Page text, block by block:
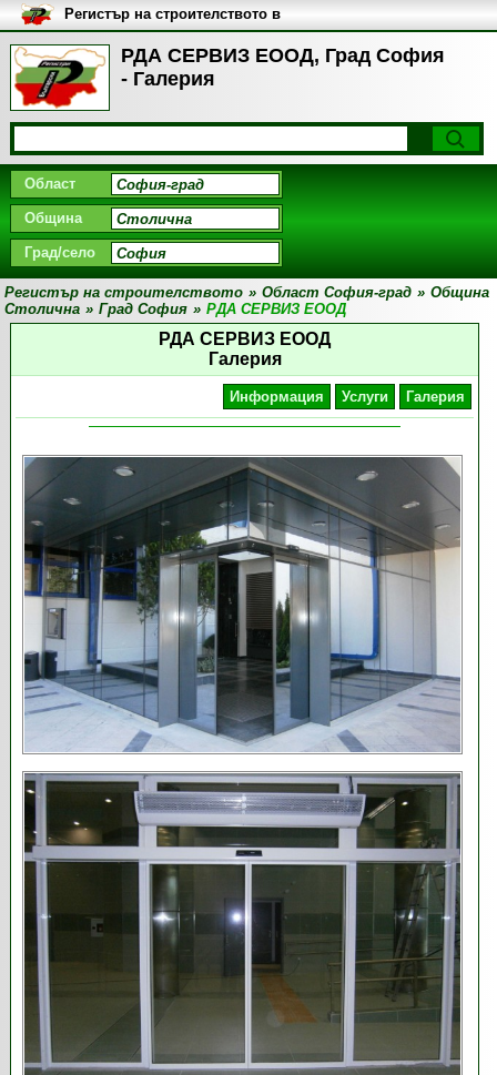
РДА СЕРВИЗ ЕООД, Град София
- Галерия
Регистър на строителството в
България
Област
Община
Град/село
Регистър на строителството » Област София-град » Община
Столична » Град София » РДА СЕРВИЗ ЕООД
РДА СЕРВИЗ ЕООД
Галерия
Информация Услуги Галерия